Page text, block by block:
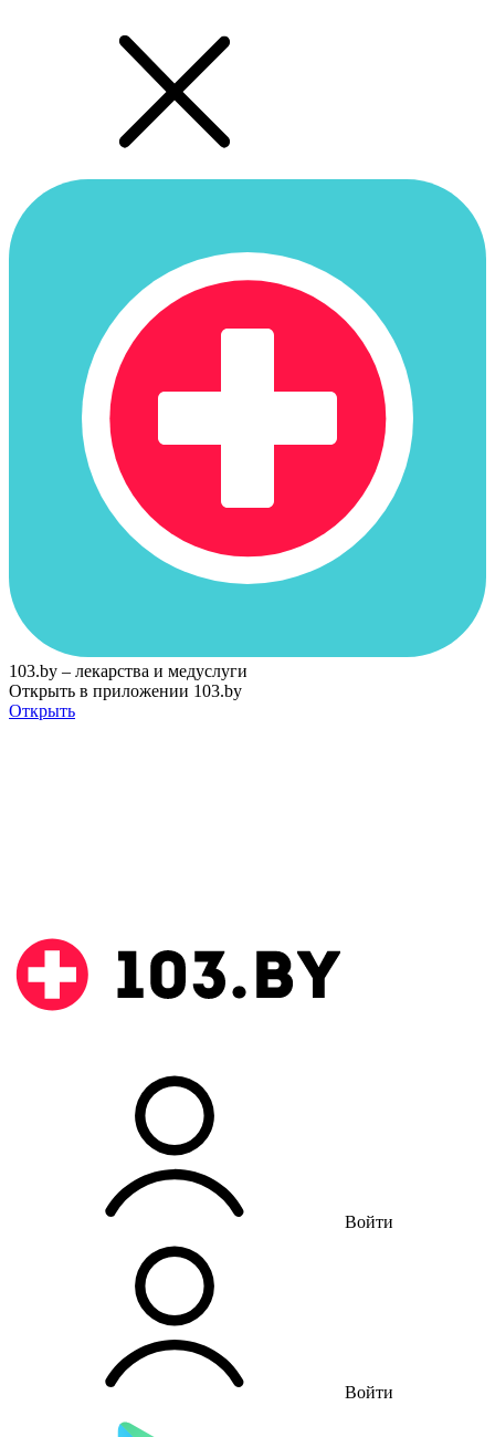
103.by – лекарства и медуслуги
Открыть в приложении 103.by
Открыть
Войти
Войти